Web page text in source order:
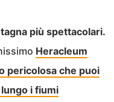
più spettacolari.
Heracleum
pericolosa che puoi
i fiumi